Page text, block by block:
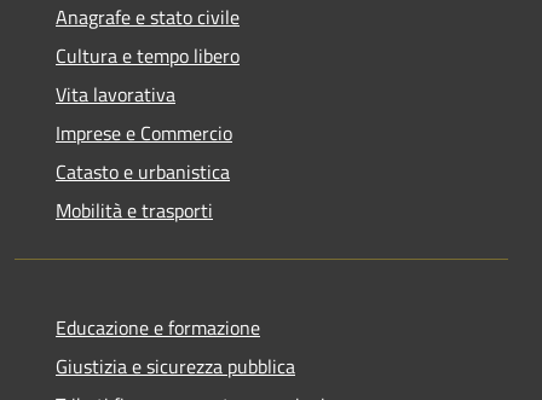
Anagrafe e stato civile
Cultura e tempo libero
Vita lavorativa
Imprese e Commercio
Catasto e urbanistica
Mobilità e trasporti
Educazione e formazione
Giustizia e sicurezza pubblica